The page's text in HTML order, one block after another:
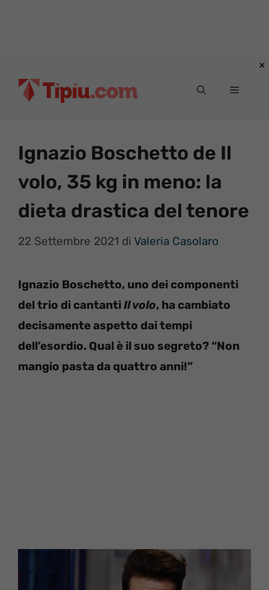
Menu
Ignazio Boschetto de Il
volo, 35 kg in meno: la
dieta drastica del tenore
22 Settembre 2021 di Valeria Casolaro
Ignazio Boschetto, uno dei componenti
del trio di cantantiIl volo, ha cambiato
decisamente aspetto dai tempi
dell’esordio. Qual è il suo segreto? “Non
mangio pasta da quattro anni!”